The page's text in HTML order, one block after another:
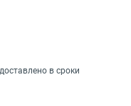
в сроки